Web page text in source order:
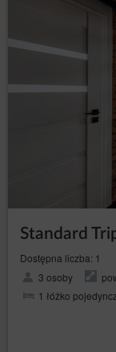
Standard
Dostępna liczba: 1
3 osoby
1 łóżko